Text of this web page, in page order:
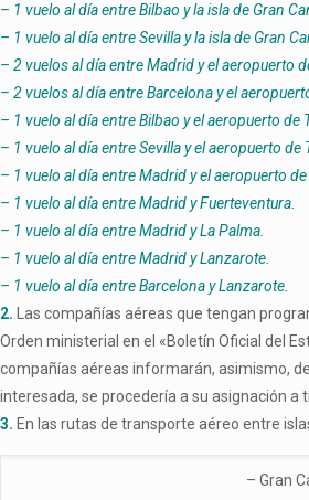
– 1 vuelo al día entre Bilbao y la isla de Gran
– 1 vuelo al día entre Sevilla y la isla de Gran
– 2 vuelos al día entre Madrid y el aeropuerto
– 2 vuelos al día entre Barcelona y el
– 1 vuelo al día entre Bilbao y el aeropuerto de
– 1 vuelo al día entre Sevilla y el aeropuerto de
– 1 vuelo al día entre Madrid y el aeropuerto de
– 1 vuelo al día entre Madrid y Fuerteventura.
– 1 vuelo al día entre Madrid y La Palma.
– 1 vuelo al día entre Madrid y Lanzarote.
– 1 vuelo al día entre Barcelona y Lanzarote.
2. Las compañías aéreas que tengan
Orden ministerial en el «Boletín Oficial del
compañías aéreas informarán, asimismo,
interesada, se procedería a su asignación a
3. En las rutas de transporte aéreo entre
– Gran